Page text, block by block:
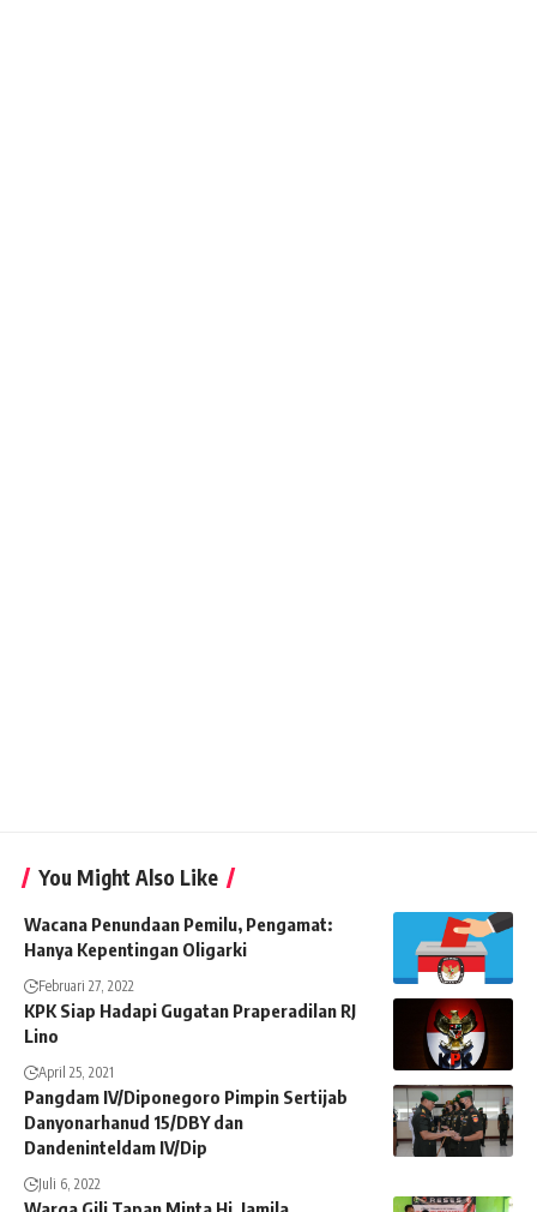
You Might Also Like
Wacana Penundaan Pemilu, Pengamat:
Hanya Kepentingan Oligarki
Februari 27, 2022
KPK Siap Hadapi Gugatan Praperadilan RJ
Lino
April 25, 2021
Pangdam IV/Diponegoro Pimpin Sertijab
Danyonarhanud 15/DBY dan
Dandeninteldam IV/Dip
Juli 6, 2022